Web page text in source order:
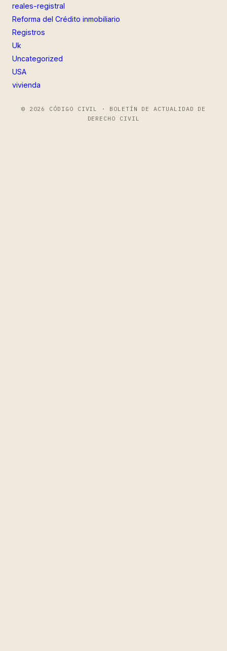
reales-registral
Reforma del Crédito inmobiliario
Registros
Uk
Uncategorized
USA
vivienda
© 2026 CÓDIGO CIVIL · BOLETÍN DE ACTUALIDAD DE
DERECHO CIVIL